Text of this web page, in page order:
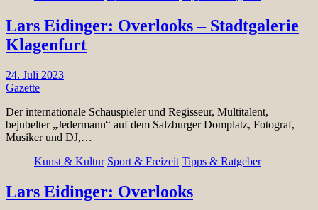
Lars Eidinger: Overlooks – Stadtgalerie
Klagenfurt
24. Juli 2023
Gazette
Der internationale Schauspieler und Regisseur, Multitalent,
bejubelter „Jedermann“ auf dem Salzburger Domplatz, Fotograf,
Musiker und DJ,…
Kunst & Kultur Sport & Freizeit Tipps & Ratgeber
Lars Eidinger: Overlooks